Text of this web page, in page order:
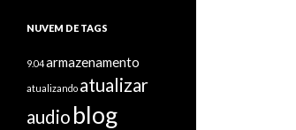
NUVEM DE TAGS
9.04armazenamento
atualizando atualizar
audio blog